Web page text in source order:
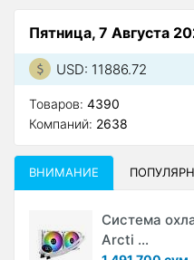
Пятница, 7 Августа
USD: 11886.72
Товаров: 4390
Компаний: 2638
ВНИМАНИЕ
Система
Arcti ...